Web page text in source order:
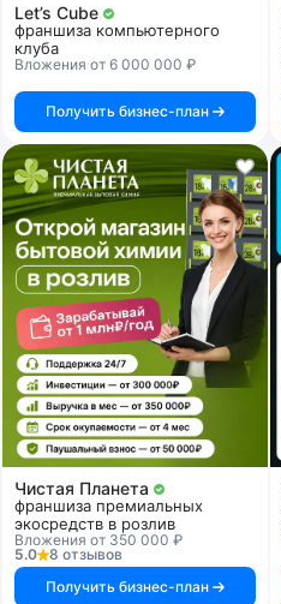
Let’s Cube
франшиза компьютерного
клуба
Вложения от 6 000 000 ₽
Получить бизнес-план
Чистая Планета
франшиза премиальных
экосредств в розлив
Вложения от 350 000 ₽
5.0
8 отзывов
Получить бизнес-план